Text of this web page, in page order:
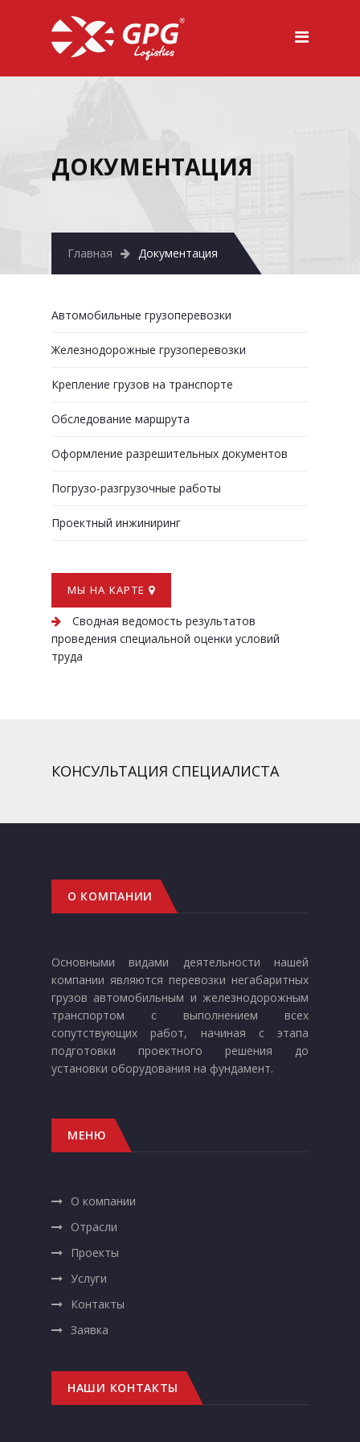
ДОКУМЕНТАЦИЯ
Главная Документация
Автомобильные грузоперевозки
Железнодорожные грузоперевозки
Крепление грузов на транспорте
Обследование маршрута
Оформление разрешительных документов
Погрузо-разгрузочные работы
Проектный инжиниринг
МЫ НА КАРТЕ
Сводная ведомость результатов
проведения специальной оценки условий
труда
КОНСУЛЬТАЦИЯ СПЕЦИАЛИСТА
О КОМПАНИИ
Основными видами деятельности нашей
компании являются перевозки негабаритных
грузов автомобильным и железнодорожным
транспортом с выполнением всех
сопутствующих работ, начиная с этапа
подготовки проектного решения до
установки оборудования на фундамент.
МЕНЮ
О компании
Отрасли
Проекты
Услуги
Контакты
Заявка
НАШИ КОНТАКТЫ